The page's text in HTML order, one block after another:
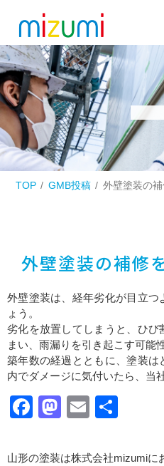
TOP GMB投稿 外壁塗装の
外壁塗装の補修
外壁塗装は、経年劣化が目立つ
ょう。
劣化を放置してしまうと、ひび
まい、雨漏りを引き起こす可能
築年数の経過とともに、塗装
内でダメージに気付いたら、当
Facebook
Mastodon
Email
山形の塗装は株式会社mizumiに